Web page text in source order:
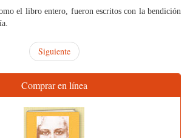
el libro entero, fueron escritos con la bendición
Siguiente
Comprar en línea